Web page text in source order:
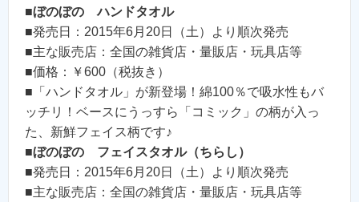
■ぼのぼの ハンドタオル
■発売日：2015年6月20日（土）より順次発売
■主な販売店：全国の雑貨店・量販店・玩具店等
■価格：￥600（税抜き）
■「ハンドタオル」が新登場！綿100％で吸水性もバ
ッチリ！ベースにうっすら「コミック」の柄が入っ
た、新鮮フェイス柄です♪
■ぼのぼの フェイスタオル（ちらし）
■発売日：2015年6月20日（土）より順次発売
■主な販売店：全国の雑貨店・量販店・玩具店等